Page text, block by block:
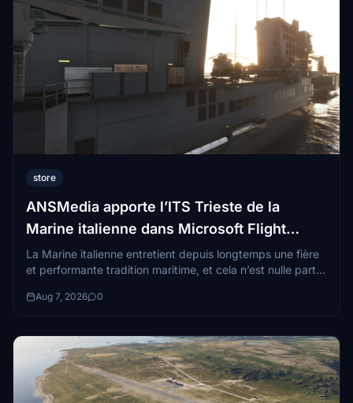
store
ANSMedia apporte l’ITS Trieste de la
Marine italienne dans Microsoft Flight
Simulator
La Marine italienne entretient depuis longtemps une fière
et performante tradition maritime, et cela n’est nulle part
(L9890)...
Aug 7, 2026 0